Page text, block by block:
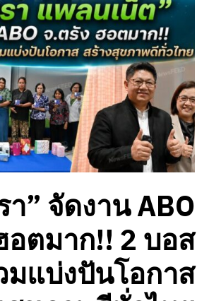
า” จัดงาน ABO
อตมาก!! 2 บอส
แบ่งปันโอกาส